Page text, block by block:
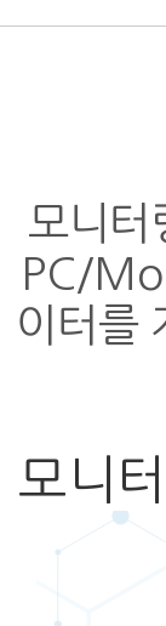
모니터
PC/
이터를
모니